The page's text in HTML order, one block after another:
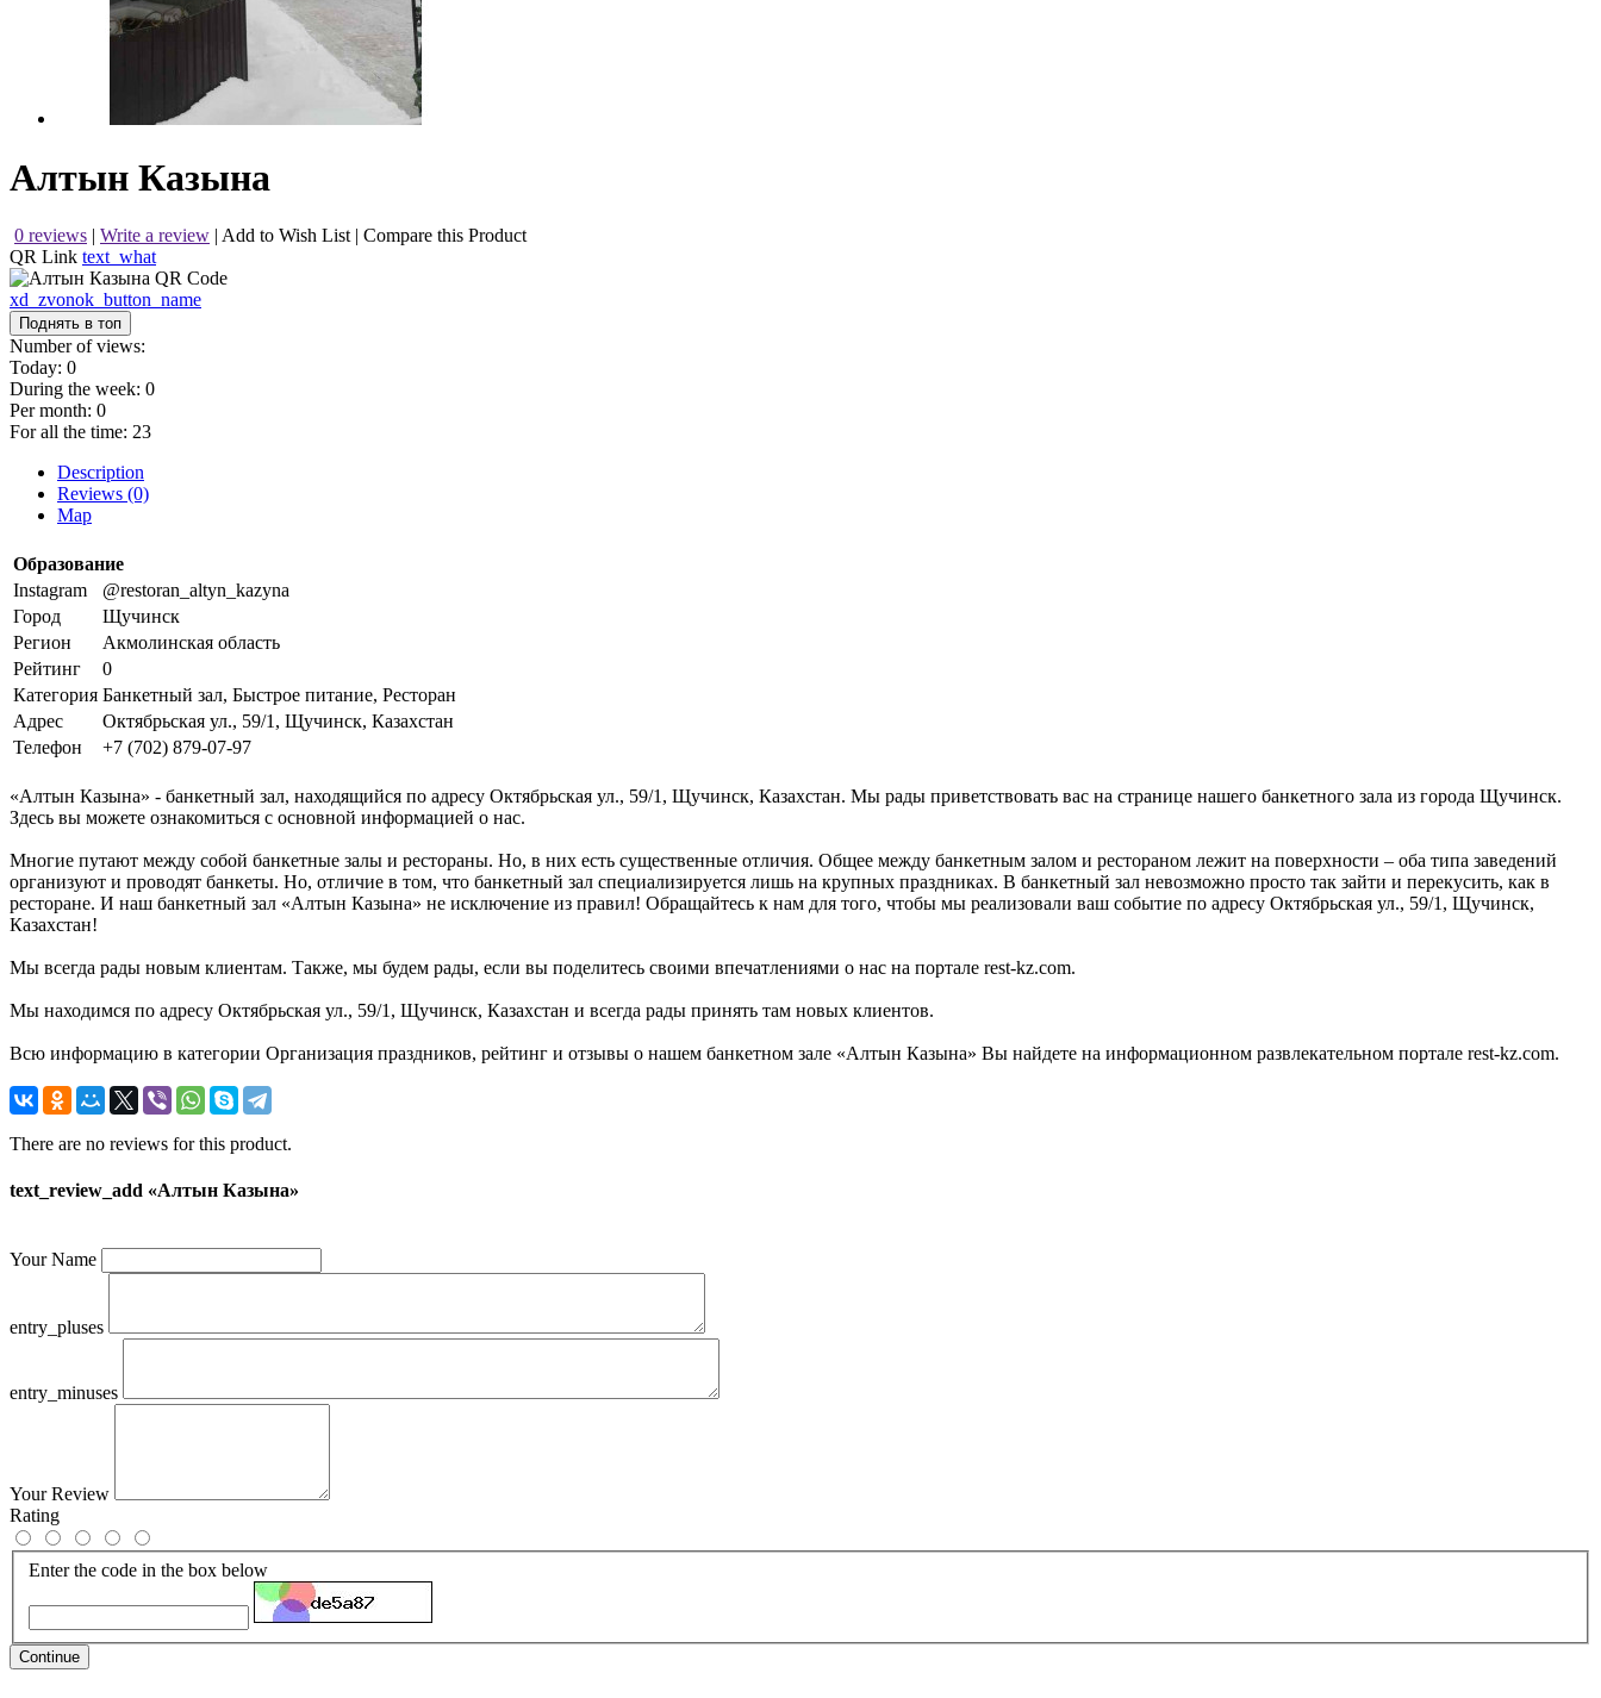
Алтын Казына
0 reviews | Write a review | Add to Wish List | Compare this Product
QR Link text_what
xd_zvonok_button_name
Поднять в топ
Number of views:
Today: 0
During the week: 0
Per month: 0
For all the time: 23
Description
Reviews (0)
Map
Образование
Instagram
@restoran_altyn_kazyna
Город
Щучинск
Регион
Акмолинская область
Рейтинг
0
Категория Банкетный зал, Быстрое питание, Ресторан
Адрес
Октябрьская ул., 59/1, Щучинск, Казахстан
Телефон
+7 (702) 879-07-97
«Алтын Казына» - банкетный зал, находящийся по адресу Октябрьская ул., 59/1, Щучинск, Казахстан. Мы рады приветствовать вас на странице нашего банкетного зала из города Щучинск.
Здесь вы можете ознакомиться с основной информацией о нас.
Многие путают между собой банкетные залы и рестораны. Но, в них есть существенные отличия. Общее между банкетным залом и рестораном лежит на поверхности – оба типа заведений
организуют и проводят банкеты. Но, отличие в том, что банкетный зал специализируется лишь на крупных праздниках. В банкетный зал невозможно просто так зайти и перекусить, как в
ресторане. И наш банкетный зал «Алтын Казына» не исключение из правил! Обращайтесь к нам для того, чтобы мы реализовали ваш событие по адресу Октябрьская ул., 59/1, Щучинск,
Казахстан!
Мы всегда рады новым клиентам. Также, мы будем рады, если вы поделитесь своими впечатлениями о нас на портале rest-kz.com.
Мы находимся по адресу Октябрьская ул., 59/1, Щучинск, Казахстан и всегда рады принять там новых клиентов.
Всю информацию в категории Организация праздников, рейтинг и отзывы о нашем банкетном зале «Алтын Казына» Вы найдете на информационном развлекательном портале rest-kz.com.
There are no reviews for this product.
text_review_add «Алтын Казына»
Your Name
entry_pluses
entry_minuses
Your Review
Rating
Enter the code in the box below
Continue